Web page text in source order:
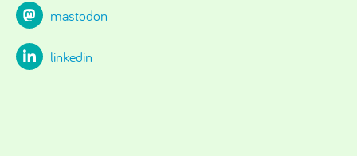
mastodon
linkedin